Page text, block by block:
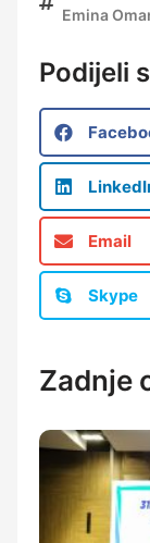
Emina
Podijeli
Email
Skype
Zadnje